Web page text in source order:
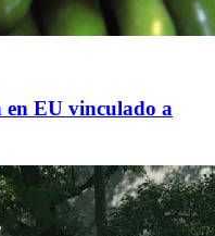
en EU vinculado a